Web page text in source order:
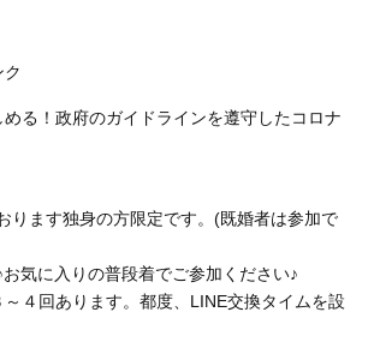
る！政府のガイドラインを遵守したコロナ
ります独身の方限定です。(既婚者は参加で
気に入りの普段着でご参加ください♪
４回あります。都度、LINE交換タイムを設